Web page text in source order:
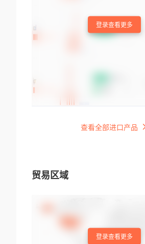
登录查看更多
查看全部进口产品
贸易区域
登录查看更多